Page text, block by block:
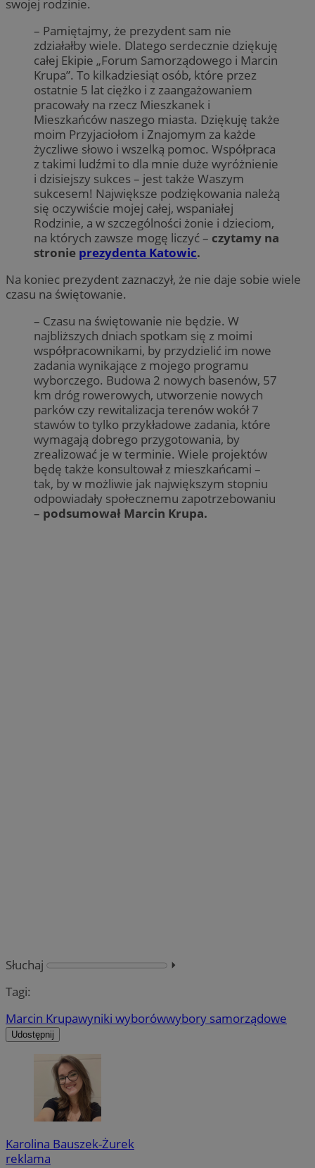
swojej rodzinie.
– Pamiętajmy, że prezydent sam nie
zdziałałby wiele. Dlatego serdecznie dziękuję
całej Ekipie „Forum Samorządowego i Marcin
Krupa”. To kilkadziesiąt osób, które przez
ostatnie 5 lat ciężko i z zaangażowaniem
pracowały na rzecz Mieszkanek i
Mieszkańców naszego miasta. Dziękuję także
moim Przyjaciołom i Znajomym za każde
życzliwe słowo i wszelką pomoc. Współpraca
z takimi ludźmi to dla mnie duże wyróżnienie
i dzisiejszy sukces – jest także Waszym
sukcesem! Największe podziękowania należą
się oczywiście mojej całej, wspaniałej
Rodzinie, a w szczególności żonie i dzieciom,
na których zawsze mogę liczyć – czytamy na
stronie prezydenta Katowic.
Na koniec prezydent zaznaczył, że nie daje sobie wiele
czasu na świętowanie.
– Czasu na świętowanie nie będzie. W
najbliższych dniach spotkam się z moimi
współpracownikami, by przydzielić im nowe
zadania wynikające z mojego programu
wyborczego. Budowa 2 nowych basenów, 57
km dróg rowerowych, utworzenie nowych
parków czy rewitalizacja terenów wokół 7
stawów to tylko przykładowe zadania, które
wymagają dobrego przygotowania, by
zrealizować je w terminie. Wiele projektów
będę także konsultował z mieszkańcami –
tak, by w możliwie jak największym stopniu
odpowiadały społecznemu zapotrzebowaniu
– podsumował Marcin Krupa.
Słuchaj
⏵︎
Tagi:
Marcin Krupawyniki wyborówwybory samorządowe
Udostępnij
Karolina Bauszek-Żurek
reklama